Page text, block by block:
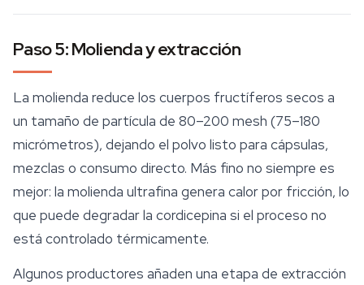
Paso 5: Molienda y extracción
La molienda reduce los cuerpos fructíferos secos a
un tamaño de partícula de 80–200 mesh (75–180
micrómetros), dejando el polvo listo para cápsulas,
mezclas o consumo directo. Más fino no siempre es
mejor: la molienda ultrafina genera calor por fricción, lo
que puede degradar la cordicepina si el proceso no
está controlado térmicamente.
Algunos productores añaden una etapa de extracción